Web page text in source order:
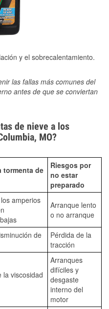
y el sobrecalentamiento.
las fallas más comunes del
antes de que se conviertan
de nieve a los
MO?
tormenta de
Riesgos por
no estar
preparado
amperios
Arranque lento
o no arranque
de
Pérdida de la
tracción
la viscosidad
Arranques
difíciles y
desgaste
interno del
motor